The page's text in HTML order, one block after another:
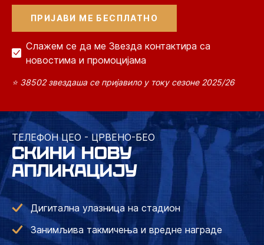
Слажем се да ме Звезда контактира са
новостима и промоцијама
⭐ 38502 звездаша се пријавило у току сезоне 2025/26
ТЕЛЕФОН ЦЕО - ЦРВЕНО-БЕО
СКИНИ НОВУ
АПЛИКАЦИЈУ
Дигитална улазница на стадион
Занимљива такмичења и вредне награде